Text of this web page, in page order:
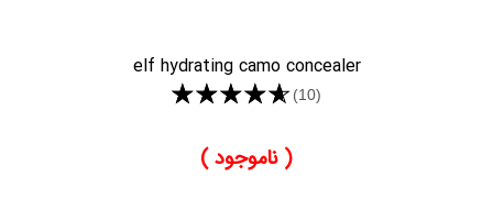
elf hydrating camo concealer
★★★★★(10)
( ناموجود )